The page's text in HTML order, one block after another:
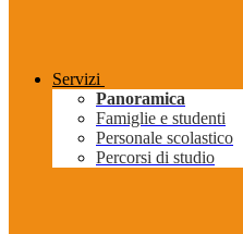
Servizi
Panoramica
Famiglie e studenti
Personale scolastico
Percorsi di studio